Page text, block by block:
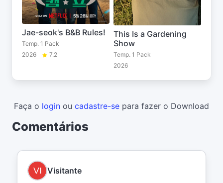
Jae-seok's B&B Rules!
Temp. 1 Pack
2026
7.2
This Is a Gardening
Show
Temp. 1 Pack
2026
Faça o login ou cadastre-se para fazer o Download
Comentários
Visitante